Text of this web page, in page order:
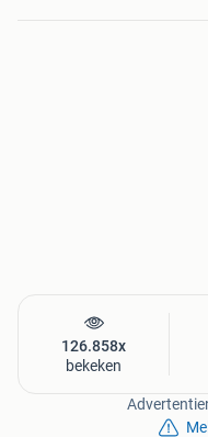
126.858x
bekeken